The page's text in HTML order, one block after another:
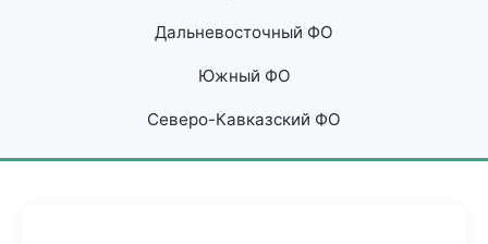
Дальневосточный ФО
Южный ФО
Северо-Кавказский ФО